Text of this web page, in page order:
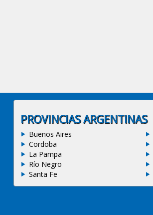
PROVINCIAS ARGENTINAS
Buenos Aires
Cordoba
La Pampa
Río Negro
Santa Fe